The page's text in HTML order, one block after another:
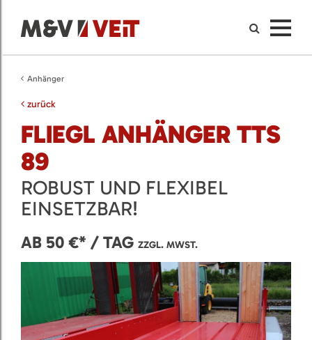
Anhänger
zurück
FLIEGL ANHÄNGER TTS
89
ROBUST UND FLEXIBEL
EINSETZBAR!
AB 50 €* / TAG ZZGL. MWST.